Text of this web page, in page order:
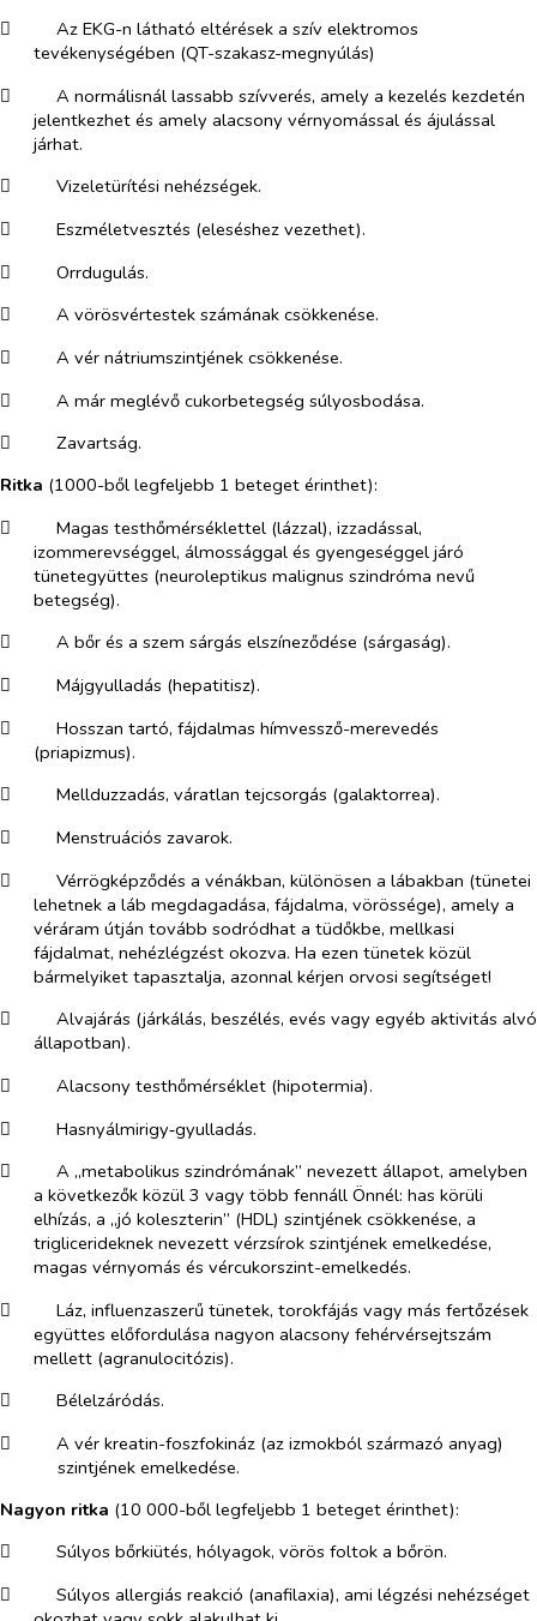
​
Az EKG-n látható eltérések a szív elektromos
tevékenységében (QT-szakasz-megnyúlás)
​
A normálisnál lassabb szívverés, amely a kezelés kezdetén
jelentkezhet és amely alacsony vérnyomással és ájulással
járhat.
​
Vizeletürítési nehézségek.
​
Eszméletvesztés (eleséshez vezethet).
​
Orrdugulás.
​
A vörösvértestek számának csökkenése.
​
A vér nátriumszintjének csökkenése.
​
A már meglévő cukorbetegség súlyosbodása.
​
Zavartság.
Ritka (1000-ből legfeljebb 1 beteget érinthet):
​
Magas testhőmérséklettel (lázzal), izzadással,
izommerevséggel, álmossággal és gyengeséggel járó
tünetegyüttes (neuroleptikus malignus szindróma nevű
betegség).
​
A bőr és a szem sárgás elszíneződése (sárgaság).
​
Májgyulladás (hepatitisz).
​
Hosszan tartó, fájdalmas hímvessző-merevedés
(priapizmus).
​
Mellduzzadás, váratlan tejcsorgás (galaktorrea).
​
Menstruációs zavarok.
​
Vérrögképződés a vénákban, különösen a lábakban (tünetei
lehetnek a láb megdagadása, fájdalma, vörössége), amely a
véráram útján tovább sodródhat a tüdőkbe, mellkasi
fájdalmat, nehézlégzést okozva. Ha ezen tünetek közül
bármelyiket tapasztalja, azonnal kérjen orvosi segítséget!
​
Alvajárás (járkálás, beszélés, evés vagy egyéb aktivitás alvó
állapotban).
​
Alacsony testhőmérséklet (hipotermia).
​
Hasnyálmirigy‑gyulladás.
​
A „metabolikus szindrómának” nevezett állapot, amelyben
a következők közül 3 vagy több fennáll Önnél: has körüli
elhízás, a „jó koleszterin” (HDL) szintjének csökkenése, a
triglicerideknek nevezett vérzsírok szintjének emelkedése,
magas vérnyomás és vércukorszint-emelkedés.
​
Láz, influenzaszerű tünetek, torokfájás vagy más fertőzések
együttes előfordulása nagyon alacsony fehérvérsejtszám
mellett (agranulocitózis).
​
Bélelzáródás.
​
A vér kreatin-foszfokináz (az izmokból származó anyag)
szintjének emelkedése.
Nagyon ritka (10 000-ből legfeljebb 1 beteget érinthet):
​
Súlyos bőrkiütés, hólyagok, vörös foltok a bőrön.
​
Súlyos allergiás reakció (anafilaxia), ami légzési nehézséget